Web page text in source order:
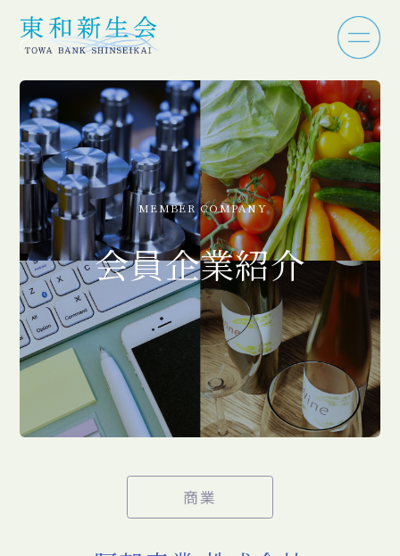
MEMBER COMPANY
会員企業紹介
商業